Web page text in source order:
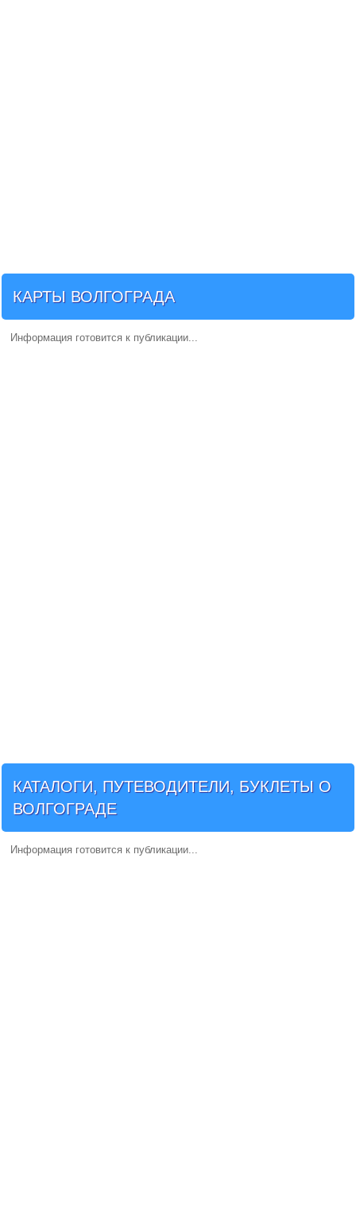
КАРТЫ ВОЛГОГРАДА
Информация готовится к публикации...
КАТАЛОГИ, ПУТЕВОДИТЕЛИ, БУКЛЕТЫ О
ВОЛГОГРАДЕ
Информация готовится к публикации...